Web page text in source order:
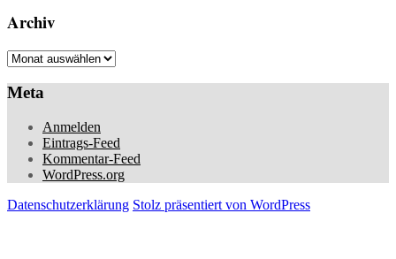
Archiv
Archiv
Meta
Anmelden
Eintrags-Feed
Kommentar-Feed
WordPress.org
Datenschutzerklärung Stolz präsentiert von WordPress